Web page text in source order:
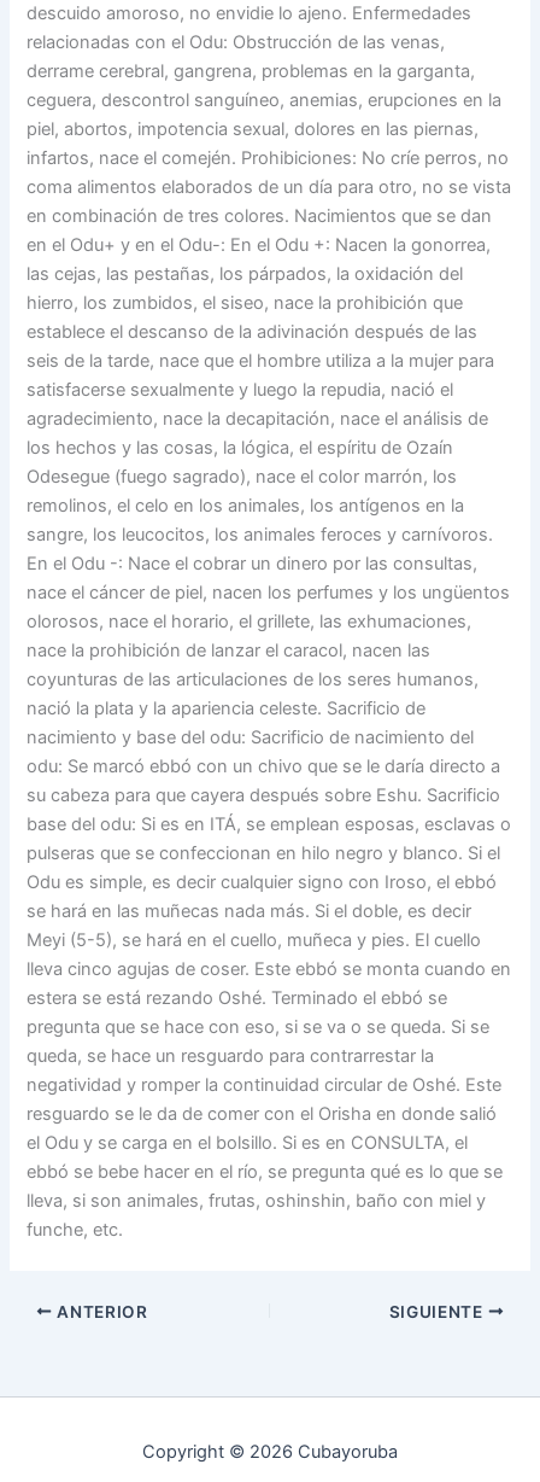
descuido amoroso, no envidie lo ajeno. Enfermedades
relacionadas con el Odu: Obstrucción de las venas,
derrame cerebral, gangrena, problemas en la garganta,
ceguera, descontrol sanguíneo, anemias, erupciones en la
piel, abortos, impotencia sexual, dolores en las piernas,
infartos, nace el comején. Prohibiciones: No críe perros, no
coma alimentos elaborados de un día para otro, no se vista
en combinación de tres colores. Nacimientos que se dan
en el Odu+ y en el Odu-: En el Odu +: Nacen la gonorrea,
las cejas, las pestañas, los párpados, la oxidación del
hierro, los zumbidos, el siseo, nace la prohibición que
establece el descanso de la adivinación después de las
seis de la tarde, nace que el hombre utiliza a la mujer para
satisfacerse sexualmente y luego la repudia, nació el
agradecimiento, nace la decapitación, nace el análisis de
los hechos y las cosas, la lógica, el espíritu de Ozaín
Odesegue (fuego sagrado), nace el color marrón, los
remolinos, el celo en los animales, los antígenos en la
sangre, los leucocitos, los animales feroces y carnívoros.
En el Odu -: Nace el cobrar un dinero por las consultas,
nace el cáncer de piel, nacen los perfumes y los ungüentos
olorosos, nace el horario, el grillete, las exhumaciones,
nace la prohibición de lanzar el caracol, nacen las
coyunturas de las articulaciones de los seres humanos,
nació la plata y la apariencia celeste. Sacrificio de
nacimiento y base del odu: Sacrificio de nacimiento del
odu: Se marcó ebbó con un chivo que se le daría directo a
su cabeza para que cayera después sobre Eshu. Sacrificio
base del odu: Si es en ITÁ, se emplean esposas, esclavas o
pulseras que se confeccionan en hilo negro y blanco. Si el
Odu es simple, es decir cualquier signo con Iroso, el ebbó
se hará en las muñecas nada más. Si el doble, es decir
Meyi (5-5), se hará en el cuello, muñeca y pies. El cuello
lleva cinco agujas de coser. Este ebbó se monta cuando en
estera se está rezando Oshé. Terminado el ebbó se
pregunta que se hace con eso, si se va o se queda. Si se
queda, se hace un resguardo para contrarrestar la
negatividad y romper la continuidad circular de Oshé. Este
resguardo se le da de comer con el Orisha en donde salió
el Odu y se carga en el bolsillo. Si es en CONSULTA, el
ebbó se bebe hacer en el río, se pregunta qué es lo que se
lleva, si son animales, frutas, oshinshin, baño con miel y
funche, etc.
ANTERIOR SIGUIENTE
Copyright © 2026 Cubayoruba